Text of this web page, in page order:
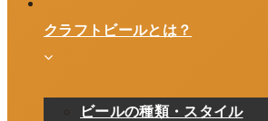
クラフトビールとは？
ビールの種類・スタイル